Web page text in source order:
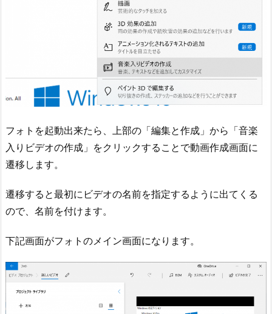
フォトを起動出来たら、上部の「編集と作成」から「音楽
入りビデオの作成」をクリックすることで動画作成画面に
遷移します。
遷移すると最初にビデオの名前を指定するように出てくる
ので、名前を付けます。
下記画面がフォトのメイン画面になります。